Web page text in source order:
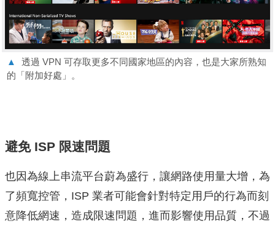
▲
透過 VPN 可存取更多不同國家地區的內容，也是大家所熟知
的「附加好處」。
避免 ISP 限速問題
也因為線上串流平台蔚為盛行，讓網路使用量大增，為
了頻寬控管，ISP 業者可能會針對特定用戶的行為而刻
意降低網速，造成限速問題，進而影響使用品質，不過